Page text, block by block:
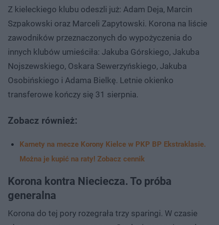
Z kieleckiego klubu odeszli już: Adam Deja, Marcin
Szpakowski oraz Marceli Zapytowski. Korona na liście
zawodników przeznaczonych do wypożyczenia do
innych klubów umieściła: Jakuba Górskiego, Jakuba
Nojszewskiego, Oskara Sewerzyńskiego, Jakuba
Osobińskiego i Adama Bielkę. Letnie okienko
transferowe kończy się 31 sierpnia.
Zobacz również:
Karnety na mecze Korony Kielce w PKP BP Ekstraklasie.
Można je kupić na raty! Zobacz cennik
Korona kontra Nieciecza. To próba
generalna
Korona do tej pory rozegrała trzy sparingi. W czasie